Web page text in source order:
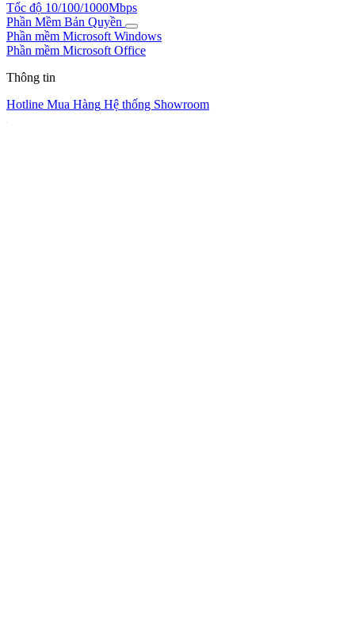
Tốc độ 10/100/1000Mbps
Phần Mềm Bản Quyền
Phần mềm Microsoft Windows
Phần mềm Microsoft Office
Thông tin
Hotline Mua Hàng Hệ thống Showroom